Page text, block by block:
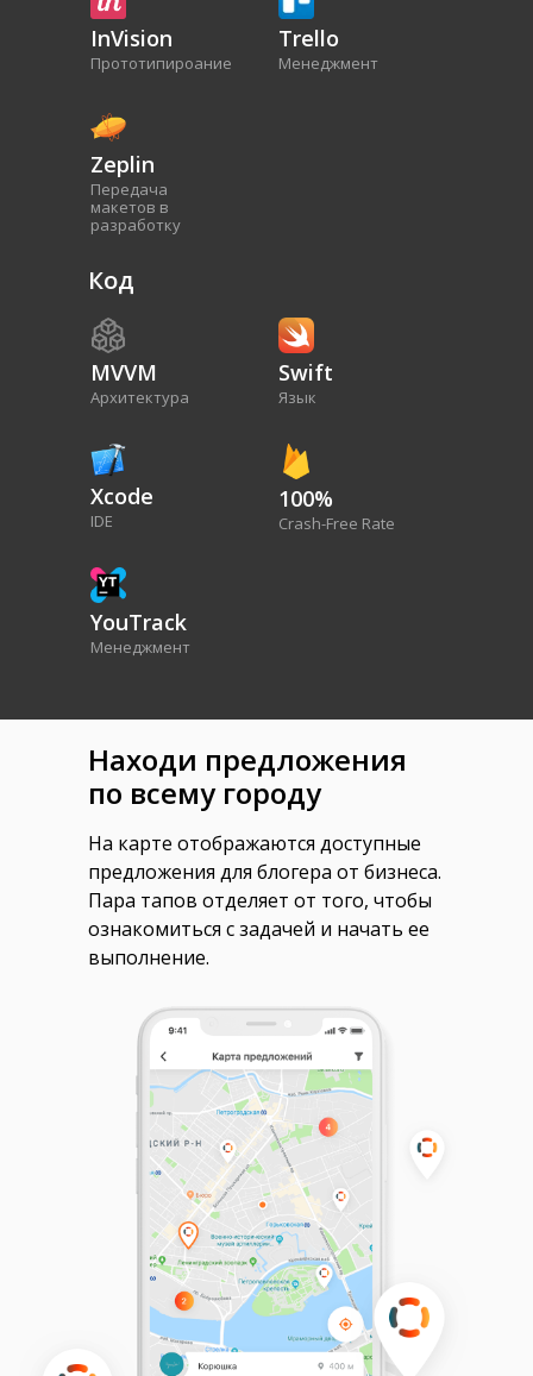
Прототипироание
InVision Trello
Менеджмент
Передача
макетов в
разработку
Zeplin
MVVM
Архитектура
Swift
Xcode
Язык
IDE
Менеджмент
YouTrack
100%
Crash-Free Rate
Код
Находи предложения
по всему городу
На карте отображаются доступные
предложения для блогера от бизнеса.
Пара тапов отделяет от того, чтобы
ознакомиться с задачей и начать ее
выполнение.